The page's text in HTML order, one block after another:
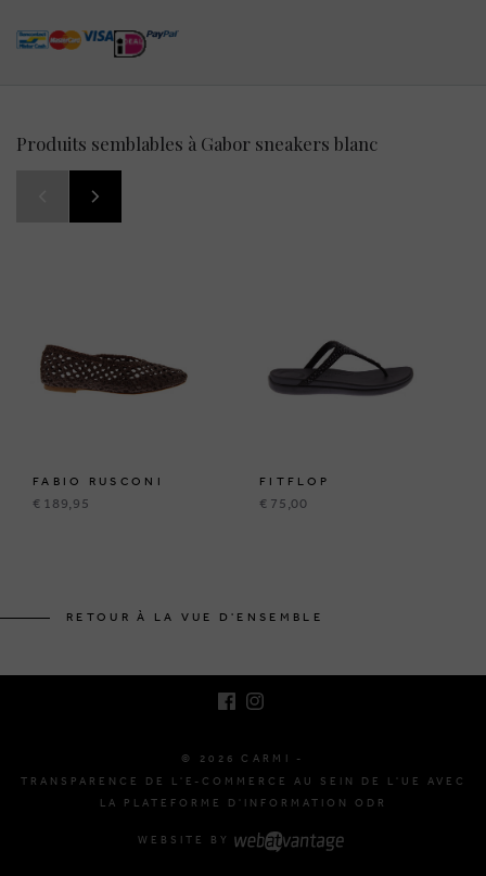
Produits semblables à Gabor sneakers blanc
FABIO RUSCONI
€ 189,95
FITFLOP
€ 75,00
RETOUR À LA VUE D'ENSEMBLE
© 2026 CARMI -
TRANSPARENCE DE L'E-COMMERCE AU SEIN DE L'UE AVEC
LA PLATEFORME D'INFORMATION ODR
WEBSITE BY